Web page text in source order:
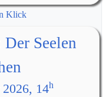
Klick
Seelen
2026, 14h